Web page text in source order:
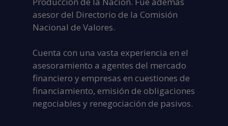
asesor del Directorio de la Comisión
Nacional de Valores.
Cuenta con una vasta experiencia en el
asesoramiento a agentes del mercado
financiero y empresas en cuestiones de
financiamiento, emisión de obligaciones
negociables y renegociación de pasivos.